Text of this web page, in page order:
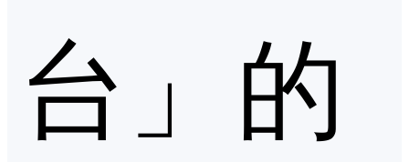
台」的